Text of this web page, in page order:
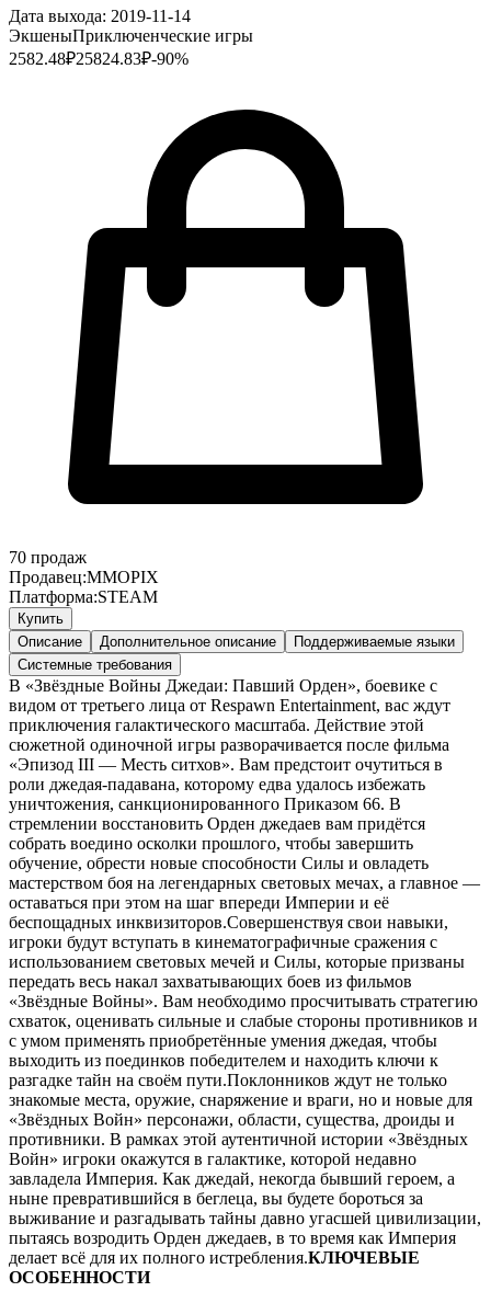
Дата выхода: 2019-11-14
ЭкшеныПриключенческие игры
2582.48₽25824.83₽-90%
70 продаж
Продавец:MMOPIX
Платформа:STEAM
Купить
Описание
Дополнительное описание
Поддерживаемые языки
Системные требования
В «Звёздные Войны Джедаи: Павший Орден», боевике с
видом от третьего лица от Respawn Entertainment, вас ждут
приключения галактического масштаба. Действие этой
сюжетной одиночной игры разворачивается после фильма
«Эпизод III — Месть ситхов». Вам предстоит очутиться в
роли джедая-падавана, которому едва удалось избежать
уничтожения, санкционированного Приказом 66. В
стремлении восстановить Орден джедаев вам придётся
собрать воедино осколки прошлого, чтобы завершить
обучение, обрести новые способности Силы и овладеть
мастерством боя на легендарных световых мечах, а главное —
оставаться при этом на шаг впереди Империи и её
беспощадных инквизиторов.Совершенствуя свои навыки,
игроки будут вступать в кинематографичные сражения с
использованием световых мечей и Силы, которые призваны
передать весь накал захватывающих боев из фильмов
«Звёздные Войны». Вам необходимо просчитывать стратегию
схваток, оценивать сильные и слабые стороны противников и
с умом применять приобретённые умения джедая, чтобы
выходить из поединков победителем и находить ключи к
разгадке тайн на своём пути.Поклонников ждут не только
знакомые места, оружие, снаряжение и враги, но и новые для
«Звёздных Войн» персонажи, области, существа, дроиды и
противники. В рамках этой аутентичной истории «Звёздных
Войн» игроки окажутся в галактике, которой недавно
завладела Империя. Как джедай, некогда бывший героем, а
ныне превратившийся в беглеца, вы будете бороться за
выживание и разгадывать тайны давно угасшей цивилизации,
пытаясь возродить Орден джедаев, в то время как Империя
делает всё для их полного истребления.КЛЮЧЕВЫЕ
ОСОБЕННОСТИ